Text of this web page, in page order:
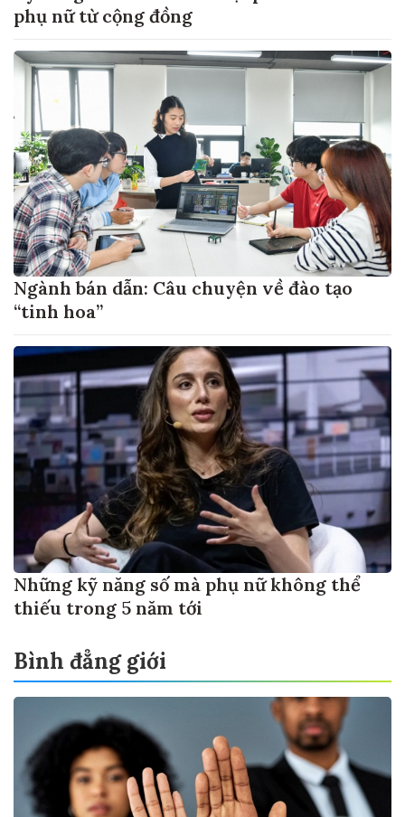
phụ nữ từ cộng đồng
Ngành bán dẫn: Câu chuyện về đào tạo
“tinh hoa”
Những kỹ năng số mà phụ nữ không thể
thiếu trong 5 năm tới
Bình đẳng giới